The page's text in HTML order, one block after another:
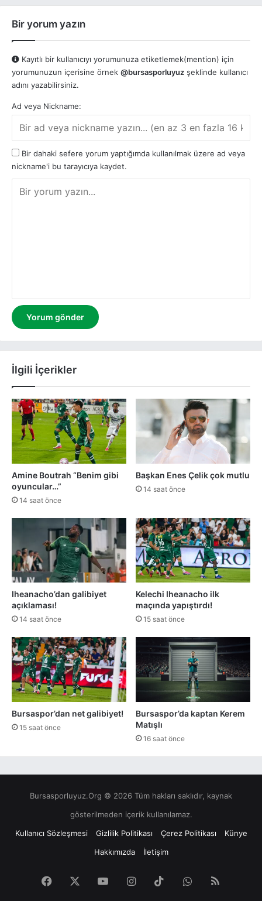
Bir yorum yazın
Kayıtlı bir kullanıcıyı yorumunuza etiketlemek(mention) için
yorumunuzun içerisine örnek @bursasporluyuz şeklinde kullanıcı
adını yazabilirsiniz.
Ad veya Nickname:
Bir dahaki sefere yorum yaptığımda kullanılmak üzere ad veya
nickname'i bu tarayıcıya kaydet.
İlgili İçerikler
Amine Boutrah “Benim gibi
oyuncular…”
14 saat önce
Başkan Enes Çelik çok mutlu
14 saat önce
Iheanacho’dan galibiyet
açıklaması!
14 saat önce
Kelechi Iheanacho ilk
maçında yapıştırdı!
15 saat önce
Bursaspor’dan net galibiyet!
15 saat önce
Bursaspor’da kaptan Kerem
Matışlı
16 saat önce
Bursasporluyuz.Org © 2026 Tüm hakları saklıdır, kaynak
gösterilmeden içerik kullanılamaz.
Kullanıcı Sözleşmesi
Gizlilik Politikası Çerez Politikası
Künye
Hakkımızda
İletişim
Facebook YouTubeInstagram
TikTokWhatsApp
RSS